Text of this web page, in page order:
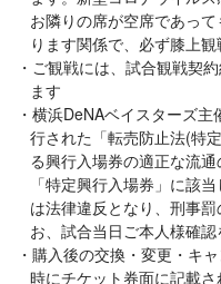
お隣りの席が空席であっ
ります関係で、必ず膝上
ご観戦には、試合観戦契
ます
横浜DeNAベイスターズ
行された「転売防止法(特
る興行入場券の適正な流
「特定興行入場券」に該
は法律違反となり、刑事
お、試合当日ご本人様確
購入後の交換・変更・キ
時にチケット券面に記載